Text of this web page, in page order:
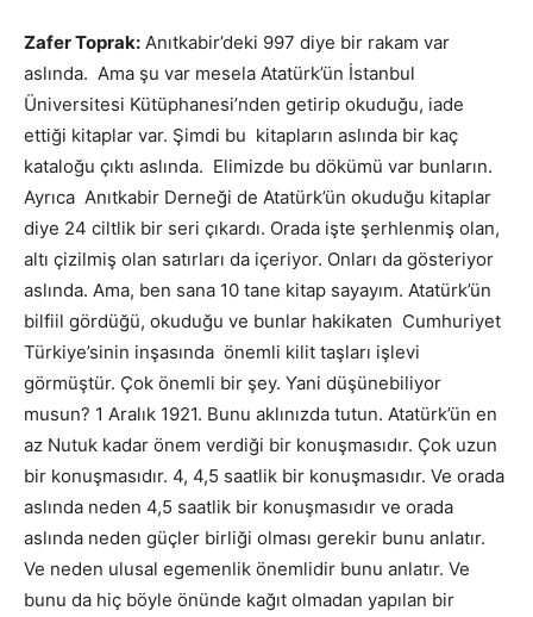
Zafer Toprak: Anıtkabir’deki 997 diye bir rakam var
aslında. Ama şu var mesela Atatürk’ün İstanbul
Üniversitesi Kütüphanesi’nden getirip okuduğu, iade
ettiği kitaplar var. Şimdi bu kitapların aslında bir kaç
kataloğu çıktı aslında. Elimizde bu dökümü var bunların.
Ayrıca Anıtkabir Derneği de Atatürk’ün okuduğu kitaplar
diye 24 ciltlik bir seri çıkardı. Orada işte şerhlenmiş olan,
altı çizilmiş olan satırları da içeriyor. Onları da gösteriyor
aslında. Ama, ben sana 10 tane kitap sayayım. Atatürk’ün
bilfiil gördüğü, okuduğu ve bunlar hakikaten Cumhuriyet
Türkiye’sinin inşasında önemli kilit taşları işlevi
görmüştür. Çok önemli bir şey. Yani düşünebiliyor
musun? 1 Aralık 1921. Bunu aklınızda tutun. Atatürk’ün en
az Nutuk kadar önem verdiği bir konuşmasıdır. Çok uzun
bir konuşmasıdır. 4, 4,5 saatlik bir konuşmasıdır. Ve orada
aslında neden 4,5 saatlik bir konuşmasıdır ve orada
aslında neden güçler birliği olması gerekir bunu anlatır.
Ve neden ulusal egemenlik önemlidir bunu anlatır. Ve
bunu da hiç böyle önünde kağıt olmadan yapılan bir